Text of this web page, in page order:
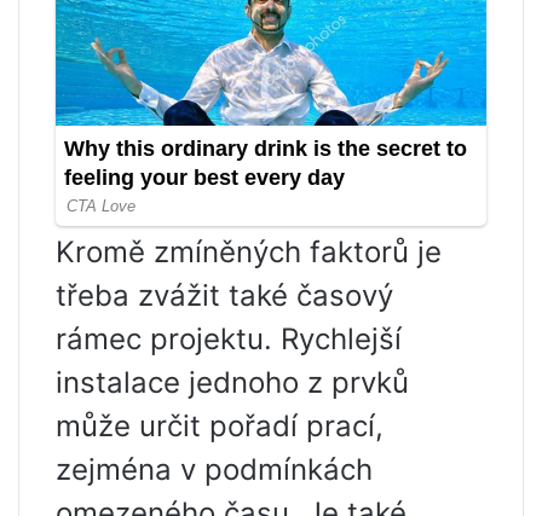
Kromě zmíněných faktorů je
třeba zvážit také časový
rámec projektu. Rychlejší
instalace jednoho z prvků
může určit pořadí prací,
zejména v podmínkách